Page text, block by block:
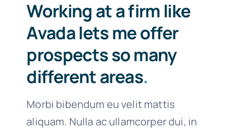
Working at a firm like
Avada lets me offer
prospects so many
different areas.
Morbi bibendum eu velit mattis
aliquam. Nulla ac ullamcorper dui, in